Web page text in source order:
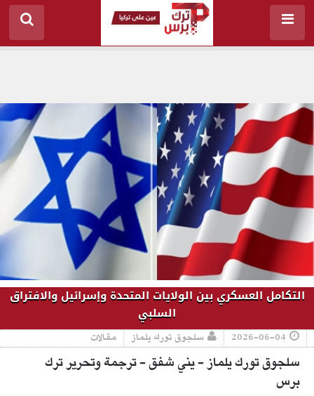
التكامل العسكري بين الولايات المتحدة وإسرائيل والافتراق
السلبي
2026-06-04 سلجوق تورك يلماز مقالات
سلجوق تورك يلماز - يني شفق - ترجمة وتحرير ترك
برس